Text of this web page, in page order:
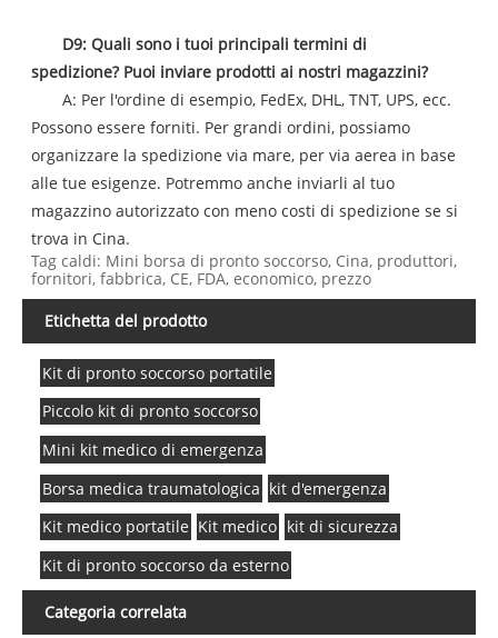
D9: Quali sono i tuoi principali termini di
spedizione? Puoi inviare prodotti ai nostri magazzini?
A: Per l'ordine di esempio, FedEx, DHL, TNT, UPS, ecc.
Possono essere forniti. Per grandi ordini, possiamo
organizzare la spedizione via mare, per via aerea in base
alle tue esigenze. Potremmo anche inviarli al tuo
magazzino autorizzato con meno costi di spedizione se si
trova in Cina.
Tag caldi: Mini borsa di pronto soccorso, Cina, produttori,
fornitori, fabbrica, CE, FDA, economico, prezzo
Etichetta del prodotto
Kit di pronto soccorso portatile
Piccolo kit di pronto soccorso
Mini kit medico di emergenza
Borsa medica traumatologica kit d'emergenza
Kit medico portatile Kit medico kit di sicurezza
Kit di pronto soccorso da esterno
Categoria correlata